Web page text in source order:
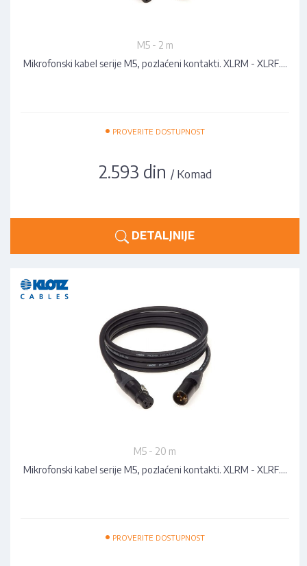
M5 - 2 m
Mikrofonski kabel serije M5, pozlaćeni kontakti. XLRM - XLRF.…
• PROVERITE DOSTUPNOST
2.593 din / Komad
DETALJNIJE
M5 - 20 m
Mikrofonski kabel serije M5, pozlaćeni kontakti. XLRM - XLRF.…
• PROVERITE DOSTUPNOST